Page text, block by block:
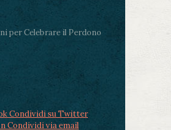
per Celebrare il Perdono
Condividi su Twitter
Condividi via email